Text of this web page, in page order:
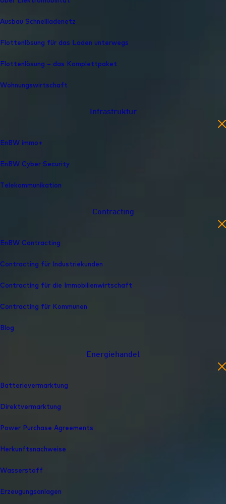
Ausbau Schnelllade­netz
Flottenlösung für das Laden unterwegs
Flottenlösung – das Komplettpaket
Wohnungswirtschaft
Infrastruktur
EnBW immo+
EnBW Cyber Security
Telekommunikation
Contracting
EnBW Contracting
Contracting für Industriekunden
Contracting für die Immobilienwirtschaft
Contracting für Kommunen
Blog
Energiehandel
Batterievermarktung
Direktvermarktung
Power Purchase Agreements
Herkunfts­nachweise
Wasserstoff
Erzeugungsanlagen